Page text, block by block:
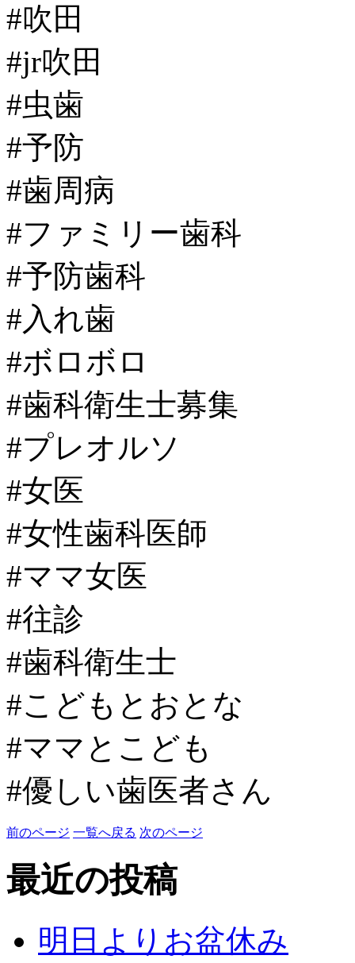
#吹田
#jr吹田
#虫歯
#予防
#歯周病
#ファミリー歯科
#予防歯科
#入れ歯
#ボロボロ
#歯科衛生士募集
#プレオルソ
#女医
#女性歯科医師
#ママ女医
#往診
#歯科衛生士
#こどもとおとな
#ママとこども
#優しい歯医者さん
前のページ 一覧へ戻る 次のページ
最近の投稿
明日よりお盆休み